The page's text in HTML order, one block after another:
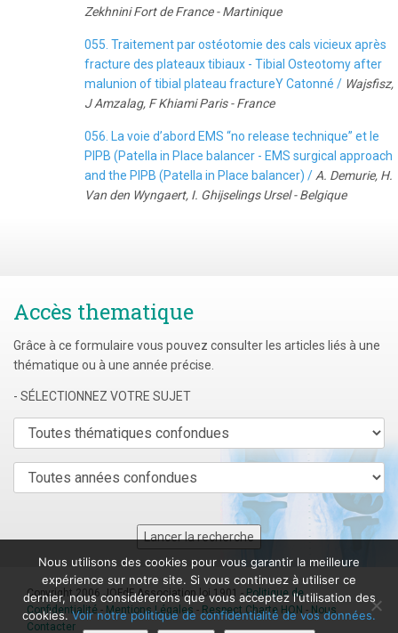
Zekhnini Fort de France - Martinique
055. Traitement par ostéotomie des cals vicieux après
fracture des plateaux tibiaux - Tibial Osteotomy after
malunion of tibial plateau fractureY Catonné / Wajsfisz,
J Amzalag, F Khiami Paris - France
056. La voie d’abord EMS “no release technique” et le
PIPB (Patella in Place balancer - EMS surgical approach
and the PIPB (Patella in Place balancer) / A. Demurie, H.
Van den Wyngaert, I. Ghijselings Ursel - Belgique
Accès thematique
Grâce à ce formulaire vous pouvez consulter les articles liés à une
thématique ou à une année précise.
- SÉLECTIONNEZ VOTRE SUJET
Nous utilisons des cookies pour vous garantir la meilleure
expérience sur notre site. Si vous continuez à utiliser ce
dernier, nous considérerons que vous acceptez l'utilisation des
cookies.Voir notre politique de confidentialité de vos données.
Copyright 2006 JOFdF Association loi 1901 -Politique de
Confidentialité - Mentions Légales - Respect Charte HON - Nous
Contacter